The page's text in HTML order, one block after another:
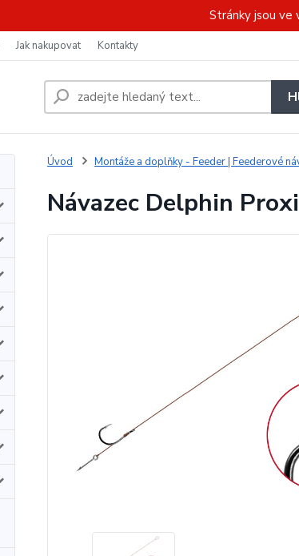
Stránky jsou ve
Jak nakupovat Kontakty
Úvod Montáže a doplňky - Feeder | Feederové
Návazec Delphin